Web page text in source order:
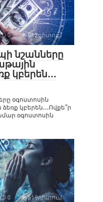
0 812դիտում
նշանները
կբերեն․․․
օգոստոսին
կբերեն․․․Ովքե՞ր
օգոստոսին
0 519դիտում